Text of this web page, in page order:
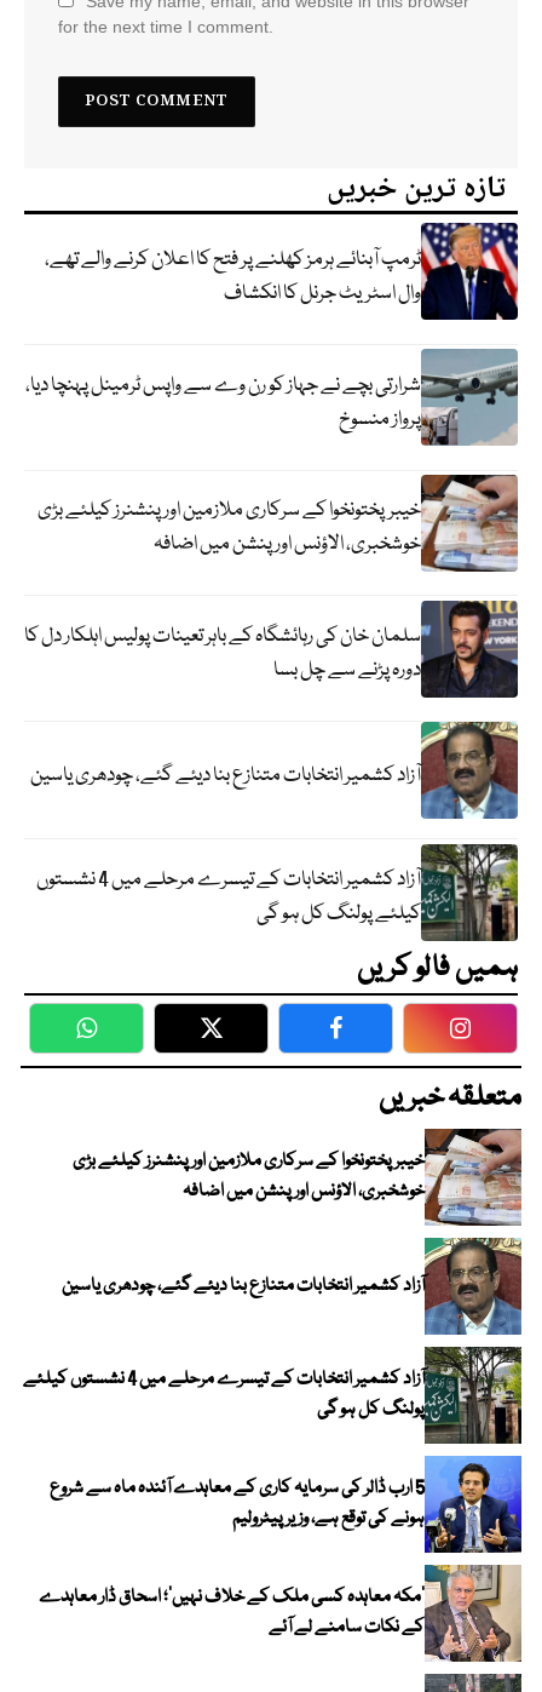
for the next time I comment.
تازہ ترین خبریں
ٹرمپ آبنائے ہرمز کھلنے پر فتح کا اعلان کرنے والے تھے،
وال اسٹریٹ جرنل کا انکشاف
شرارتی بچے نے جہاز کو رن وے سے واپس ٹرمینل پہنچا دیا،
پرواز منسوخ
خیبرپختونخوا کے سرکاری ملازمین اور پنشنرز کیلئے بڑی
خوشخبری، الاؤنس اور پنشن میں اضافہ
سلمان خان کی رہائشگاہ کے باہر تعینات پولیس اہلکار دل کا
دورہ پڑنے سے چل بسا
آزاد کشمیر انتخابات متنازع بنا دیئے گئے، چودھری یاسین
آزاد کشمیر انتخابات کے تیسرے مرحلے میں 4 نشستوں
کیلئے پولنگ کل ہو گی
ہمیں فالو کریں
WhatsApp Twitter Facebook
متعلقہ خبریں
خیبرپختونخوا کے سرکاری ملازمین اور پنشنرز کیلئے بڑی
خوشخبری، الاؤنس اور پنشن میں اضافہ
آزاد کشمیر انتخابات متنازع بنا دیئے گئے، چودھری یاسین
آزاد کشمیر انتخابات کے تیسرے مرحلے میں 4 نشستوں کیلئے
پولنگ کل ہو گی
5 ارب ڈالر کی سرمایہ کاری کے معاہدے آئندہ ماہ سے شروع
ہونے کی توقع ہے، وزیر پیٹرولیم
‘مکہ معاہدہ کسی ملک کے خلاف نہیں’؛ اسحاق ڈار معاہدے
کے نکات سامنے لے آئے